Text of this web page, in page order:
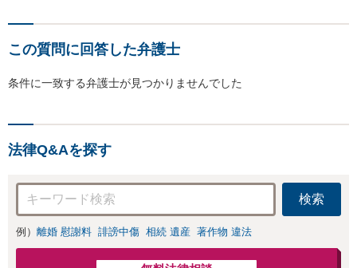
この質問に回答した弁護士
条件に一致する弁護士が見つかりませんでした
法律Q&Aを探す
検索
例） 離婚 慰謝料 誹謗中傷 相続 遺産 著作物 違法